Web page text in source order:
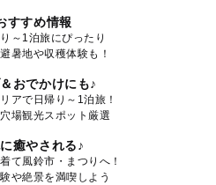
すすめ情報
～1泊旅にぴったり
暑地や収穫体験も！
おでかけにも♪
アで日帰り～1泊旅！
場観光スポット厳選
癒やされる♪
て風鈴市・まつりへ！
や絶景を満喫しよう